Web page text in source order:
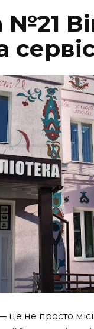
№21
це не просто